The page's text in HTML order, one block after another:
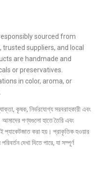
sourced from
suppliers, and local
are handmade and
or preservatives.
in color, aroma, or
কৃষক, নির্ভরযোগ্য সরবরাহকারী এবং
আমাদের পণ্যগুলো হাতে তৈরি এবং
প্যাকেটজাত করা হয়। প্রাকৃতিক হওয়ার
দেখা দিতে পারে, যা সম্পূর্ণ